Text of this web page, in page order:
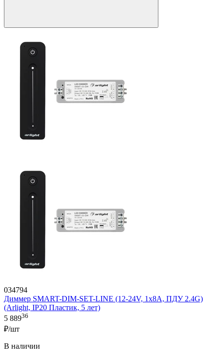
034794
Диммер SMART-DIM-SET-LINE (12-24V, 1x8A, ПДУ 2.4G)
(Arlight, IP20 Пластик, 5 лет)
5 88936
₽/шт
В наличии